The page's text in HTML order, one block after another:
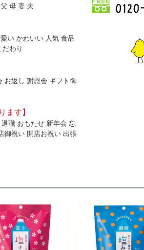
母 妻 夫
い かわいい 人気 食品
わり
お返し 謝恩会 ギフト御
ます】
職 おもたせ 新年会 忘
御祝い 開店お祝い 出張